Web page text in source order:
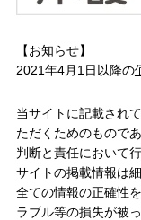
【お知らせ】
2021年4月1日以降の
当サイトに記載され
ただくためのもので
判断と責任において
サイトの掲載情報は
全ての情報の正確性
ラブル等の損失が被